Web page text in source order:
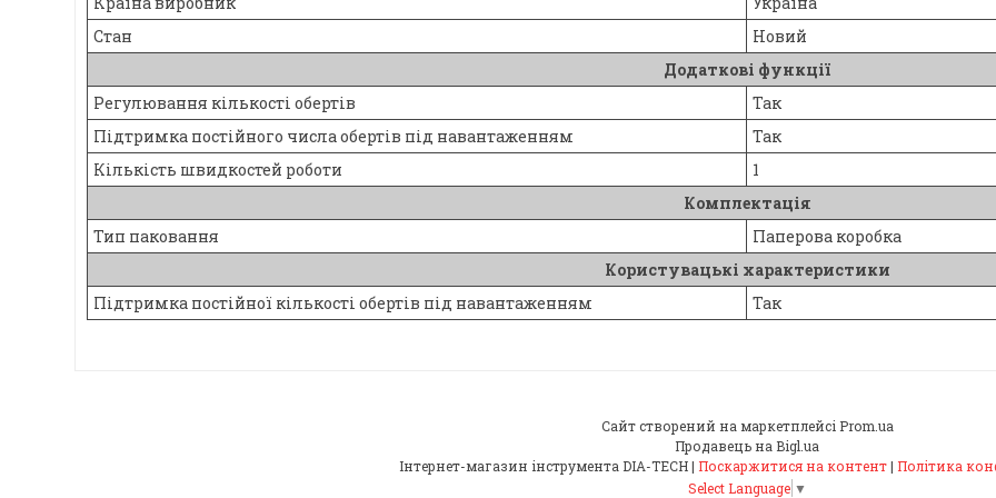
Стан
Новий
Додаткові функції
Регулювання кількості обертів
Так
Підтримка постійного числа обертів під навантаженням
Так
Кількість швидкостей роботи
1
Комплектація
Тип паковання
Паперова коробка
Користувацькі характеристики
Підтримка постійної кількості обертів під навантаженням
Так
Сайт створений на маркетплейсі Prom.ua
Продавець на Bigl.ua
Інтернет-магазин інструмента DIA-TECH | Поскаржитися на контент | Політика
Select Language ▼